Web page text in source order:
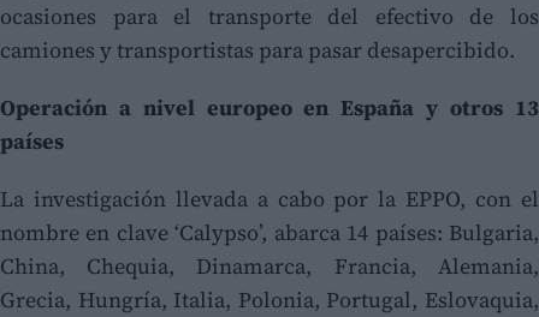
ocasiones para el transporte del efectivo de los
camiones y transportistas para pasar desapercibido.
Operación a nivel europeo en España y otros 13
países
La investigación llevada a cabo por la EPPO, con el
nombre en clave ‘Calypso’, abarca 14 países: Bulgaria,
China, Chequia, Dinamarca, Francia, Alemania,
Grecia, Hungría, Italia, Polonia, Portugal, Eslovaquia,